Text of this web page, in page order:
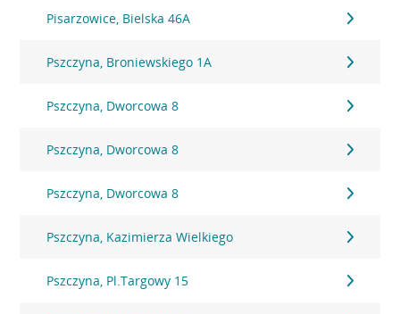
Pisarzowice, Bielska 46A
Pszczyna, Broniewskiego 1A
Pszczyna, Dworcowa 8
Pszczyna, Dworcowa 8
Pszczyna, Dworcowa 8
Pszczyna, Kazimierza Wielkiego
Pszczyna, Pl.Targowy 15